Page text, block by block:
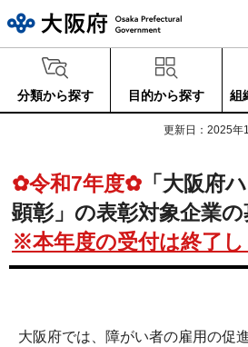
分類から探す 目的から探す 組
更新日：2025年
✿令和7年度✿ 「大阪府
顕彰」の表彰対象企業
※本年度の受付は終了し
大阪府では、障がい者の雇用の促